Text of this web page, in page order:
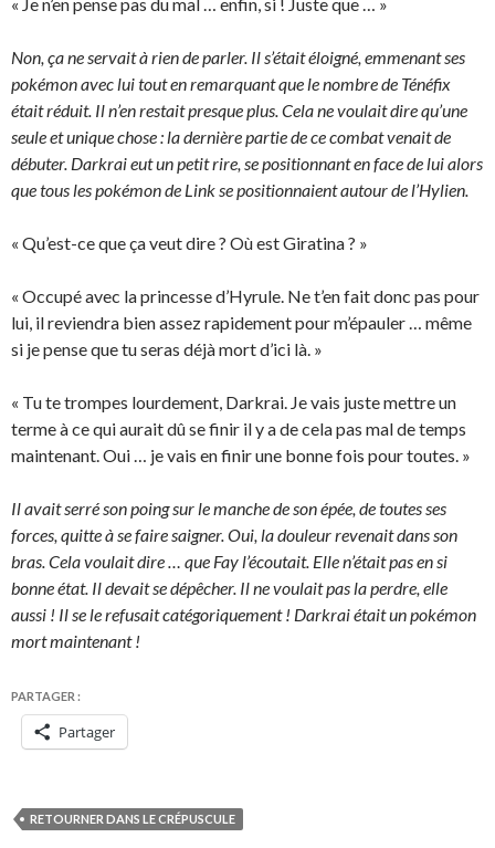
Non, ça ne servait à rien de parler. Il s’était éloigné, emmenant ses
pokémon avec lui tout en remarquant que le nombre de Ténéfix
était réduit. Il n’en restait presque plus. Cela ne voulait dire qu’une
seule et unique chose : la dernière partie de ce combat venait de
débuter. Darkrai eut un petit rire, se positionnant en face de lui alors
que tous les pokémon de Link se positionnaient autour de l’Hylien.
« Qu’est-ce que ça veut dire ? Où est Giratina ? »
« Occupé avec la princesse d’Hyrule. Ne t’en fait donc pas pour
lui, il reviendra bien assez rapidement pour m’épauler … même
si je pense que tu seras déjà mort d’ici là. »
« Tu te trompes lourdement, Darkrai. Je vais juste mettre un
terme à ce qui aurait dû se finir il y a de cela pas mal de temps
maintenant. Oui … je vais en finir une bonne fois pour toutes. »
Il avait serré son poing sur le manche de son épée, de toutes ses
forces, quitte à se faire saigner. Oui, la douleur revenait dans son
bras. Cela voulait dire … que Fay l’écoutait. Elle n’était pas en si
bonne état. Il devait se dépêcher. Il ne voulait pas la perdre, elle
aussi ! Il se le refusait catégoriquement ! Darkrai était un pokémon
mort maintenant !
PARTAGER :
Partager
RETOURNER DANS LE CRÉPUSCULE